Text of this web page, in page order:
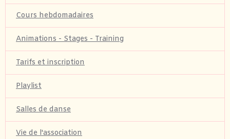
Cours hebdomadaires
Animations - Stages - Training
Tarifs et inscription
Playlist
Salles de danse
Vie de l'association